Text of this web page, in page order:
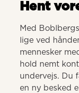
Hent
Med
lige ved
mennesker
hold nemt
undervejs. Du
en ny besked